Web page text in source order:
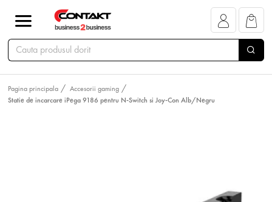
Pagina principala
Accesorii gaming
Statie de incarcare iPega 9186 pentru N-Switch si Joy-Con Alb/Negru